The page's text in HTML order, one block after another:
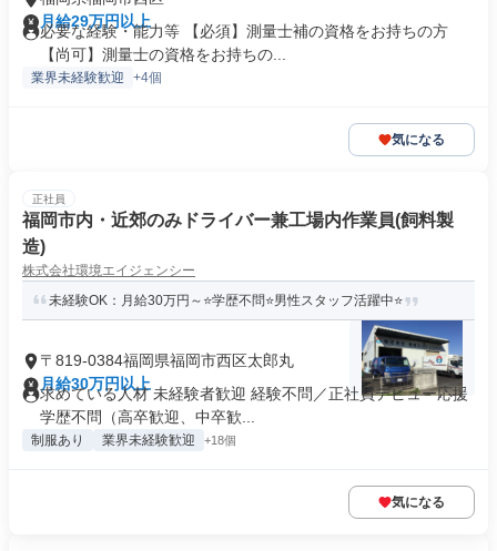
月給29万円以上
必要な経験・能力等 【必須】測量士補の資格をお持ちの方
【尚可】測量士の資格をお持ちの...
業界未経験歓迎 +4個
気になる
正社員
福岡市内・近郊のみドライバー兼工場内作業員(飼料製
造)
株式会社環境エイジェンシー
未経験OK：月給30万円～⭐学歴不問⭐男性スタッフ活躍中⭐
〒819-0384福岡県福岡市西区太郎丸
月給30万円以上
求めている人材 未経験者歓迎 経験不問／正社員デビュー応援
学歴不問（高卒歓迎、中卒歓...
制服あり 業界未経験歓迎 +18個
気になる